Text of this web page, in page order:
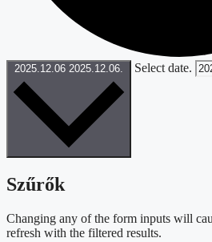
2025.12.06 2025.12.06. Select date.
Szűrők
Changing any of the form inputs will
refresh with the filtered results.